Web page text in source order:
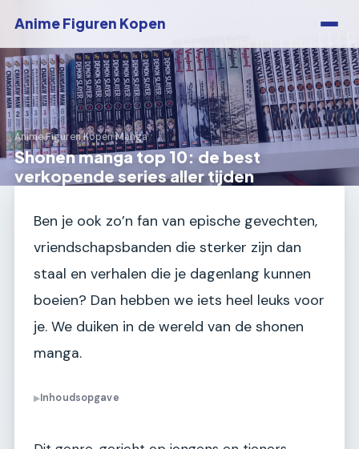
Anime Figuren Kopen
Anime Figuren Kopen›Manga
Shonen manga top 10: de best
verkopende series aller tijden
Ben je ook zo’n fan van epische gevechten,
vriendschapsbanden die sterker zijn dan
staal en verhalen die je dagenlang kunnen
boeien? Dan hebben we iets heel leuks voor
je. We duiken in de wereld van de shonen
manga.
▶Inhoudsopgave